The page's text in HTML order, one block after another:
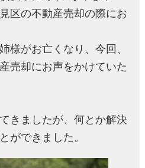
区の不動産売却の際にお
様がお亡くなり、今回、
売却にお声をかけていた
きましたが、何とか解決
ができました。